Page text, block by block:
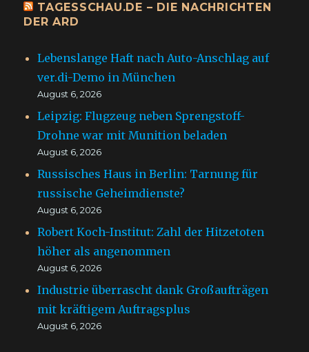
TAGESSCHAU.DE – DIE NACHRICHTEN
DER ARD
Lebenslange Haft nach Auto-Anschlag auf
ver.di-Demo in München
August 6, 2026
Leipzig: Flugzeug neben Sprengstoff-
Drohne war mit Munition beladen
August 6, 2026
Russisches Haus in Berlin: Tarnung für
russische Geheimdienste?
August 6, 2026
Robert Koch-Institut: Zahl der Hitzetoten
höher als angenommen
August 6, 2026
Industrie überrascht dank Großaufträgen
mit kräftigem Auftragsplus
August 6, 2026